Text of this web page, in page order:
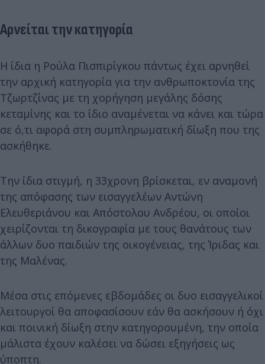
Αρνείται την κατηγορία
Η ίδια η Ρούλα Πισπιρίγκου πάντως έχει αρνηθεί
την αρχική κατηγορία για την ανθρωποκτονία της
Τζωρτζίνας με τη χορήγηση μεγάλης δόσης
κεταμίνης και το ίδιο αναμένεται να κάνει και τώρα
σε ό,τι αφορά στη συμπληρωματική δίωξη που της
ασκήθηκε.
Την ίδια στιγμή, η 33χρονη βρίσκεται, εν αναμονή
της απόφασης των εισαγγελέων Αντώνη
Ελευθεριάνου και Απόστολου Ανδρέου, οι οποίοι
χειρίζονται τη δικογραφία με τους θανάτους των
άλλων δυο παιδιών της οικογένειας, της Ίριδας και
της Μαλένας.
Μέσα στις επόμενες εβδομάδες οι δυο εισαγγελικοί
λειτουργοί θα αποφασίσουν εάν θα ασκήσουν ή όχι
και ποινική δίωξη στην κατηγορουμένη, την οποία
μάλιστα έχουν καλέσει να δώσει εξηγήσεις ως
ύποπτη.